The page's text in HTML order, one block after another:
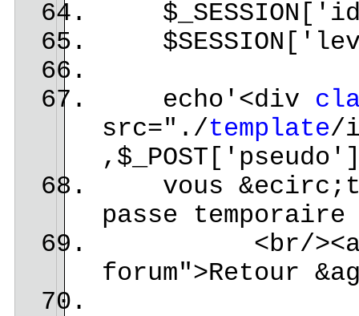
echo'<div
src="./template/
vous
passe
<br/><a
forum">Retour